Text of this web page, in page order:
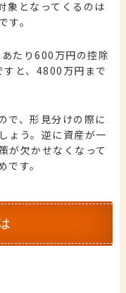
象となってくるのは
。
たり600万円の控除
と、4800万円まで
で、形見分けの際に
ょう。逆に資産が一
が欠かせなくなって
す。